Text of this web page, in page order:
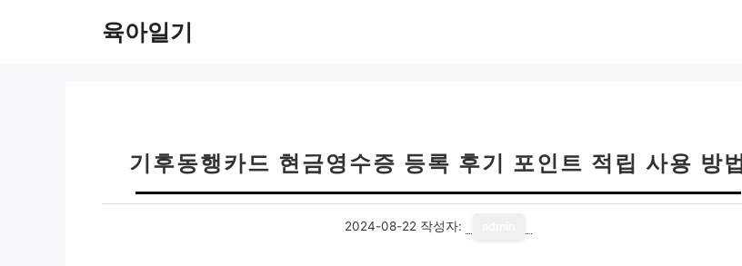
육아일기
기후동행카드 현금영수증 등록 후기 포인트 적립 사용 방법
2024-08-22 작성자: